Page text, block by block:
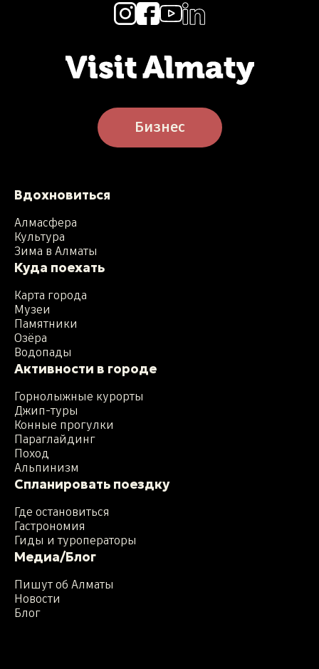
Бизнес
Вдохновиться
Алмасфера
Культура
Зима в Алматы
Куда поехать
Карта города
Музеи
Памятники
Озёра
Водопады
Активности в городе
Горнолыжные курорты
Джип-туры
Конные прогулки
Параглайдинг
Поход
Альпинизм
Спланировать поездку
Где остановиться
Гастрономия
Гиды и туроператоры
Медиа/Блог
Пишут об Алматы
Новости
Блог